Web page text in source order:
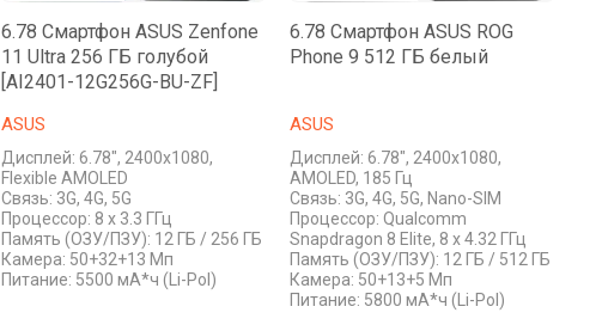
6.78 Смартфон ASUS Zenfone
11 Ultra 256 ГБ голубой
[AI2401-12G256G-BU-ZF]
ASUS
Дисплей: 6.78", 2400x1080,
Flexible AMOLED
Связь: 3G, 4G, 5G
Процессор: 8 x 3.3 ГГц
Память (ОЗУ/ПЗУ): 12 ГБ / 256 ГБ
Камера: 50+32+13 Мп
Питание: 5500 мА*ч (Li-Pol)
6.78 Смартфон ASUS ROG
Phone 9 512 ГБ белый
ASUS
Дисплей: 6.78", 2400x1080,
AMOLED, 185 Гц
Связь: 3G, 4G, 5G, Nano-SIM
Процессор: Qualcomm
Snapdragon 8 Elite, 8 x 4.32 ГГц
Память (ОЗУ/ПЗУ): 12 ГБ / 512 ГБ
Камера: 50+13+5 Мп
Питание: 5800 мА*ч (Li-Pol)